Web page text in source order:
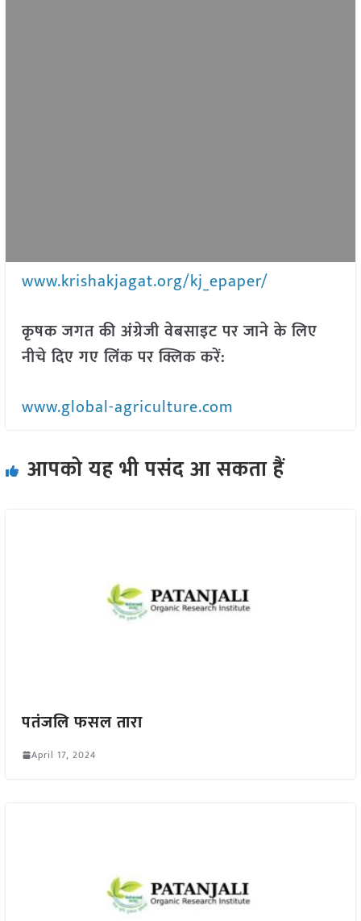
www.krishakjagat.org/kj_epaper/
कृषक जगत की अंग्रेजी वेबसाइट पर जाने के लिए
नीचे दिए गए लिंक पर क्लिक करें:
www.global-agriculture.com
आपको यह भी पसंद आ सकता हैं
पतंजलि फसल तारा
April 17, 2024